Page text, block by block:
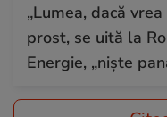
„Lumea, dacă
prost, se uită la
Energie, „niște